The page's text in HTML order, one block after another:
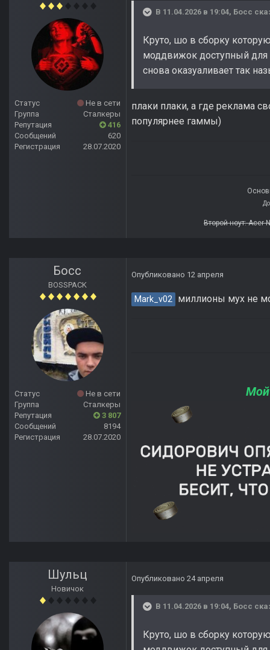
Статус
Не в сети
Группа
Сталкеры
Репутация
416
Сообщений
620
Регистрация
28.07.2020
В 11.04.2026 в 19:04, Босс
Круто, шо в сборку
моддвижок доступный для
снова оказуаливает так
плаки плаки, а где реклама
популярнее гаммы)
Второй ноут: Acer
Босс
BOSSPACK
Статус
Не в сети
Группа
Сталкеры
Репутация
3 807
Сообщений
8194
Регистрация
28.07.2020
Опубликовано 12 апреля
Mark_v02 миллионы мух не
Шульц
Новичок
Опубликовано 24 апреля
В 11.04.2026 в 19:04, Босс
Круто, шо в сборку